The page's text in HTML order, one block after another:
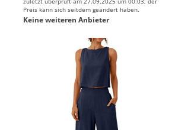
Preis kann sich seitdem geändert haben.
Keine weiteren Anbieter